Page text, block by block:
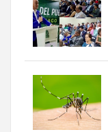
perspectiva
internacional,
visite
the
latest
news
the
Dominican